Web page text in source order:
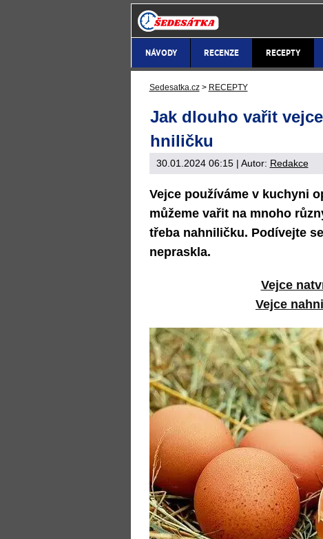
NÁVODY RECENZE RECEPTY
Sedesatka.cz > RECEPTY
Jak dlouho vařit
hniličku
30.01.2024 06:15| Autor: Redakce
Vejce používáme v kuchyni
můžeme vařit na mnoho
třeba nahniličku. Podívejte
nepraskla.
Vejce
Vejce